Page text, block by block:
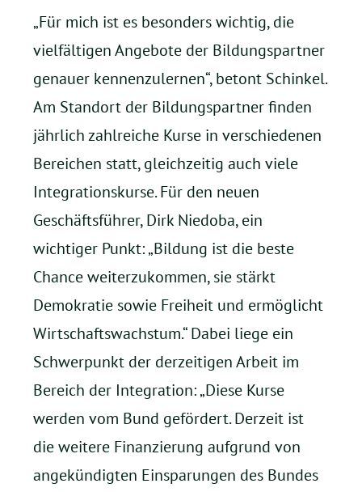
„Für mich ist es besonders wichtig, die
vielfältigen Angebote der Bildungspartner
genauer kennenzulernen“, betont Schinkel.
Am Standort der Bildungspartner finden
jährlich zahlreiche Kurse in verschiedenen
Bereichen statt, gleichzeitig auch viele
Integrationskurse. Für den neuen
Geschäftsführer, Dirk Niedoba, ein
wichtiger Punkt: „Bildung ist die beste
Chance weiterzukommen, sie stärkt
Demokratie sowie Freiheit und ermöglicht
Wirtschaftswachstum.“ Dabei liege ein
Schwerpunkt der derzeitigen Arbeit im
Bereich der Integration: „Diese Kurse
werden vom Bund gefördert. Derzeit ist
die weitere Finanzierung aufgrund von
angekündigten Einsparungen des Bundes